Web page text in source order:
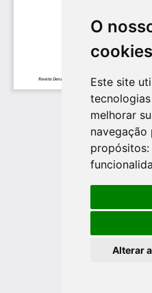
O
cookies
Este site
melhorar
navegação
propósitos:
Alterar